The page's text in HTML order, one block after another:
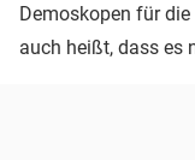
Demoskopen für die
auch heißt, dass es